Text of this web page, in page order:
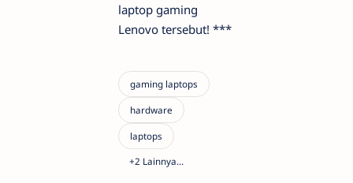
laptop gaming
Lenovo tersebut! ***